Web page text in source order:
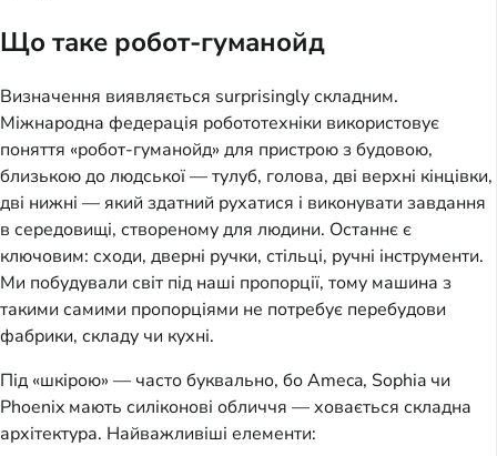
Що таке робот-гуманойд
Визначення виявляється surprisingly складним.
Міжнародна федерація робототехніки використовує
поняття «робот-гуманойд» для пристрою з будовою,
близькою до людської — тулуб, голова, дві верхні кінцівки,
дві нижні — який здатний рухатися і виконувати завдання
в середовищі, створеному для людини. Останнє є
ключовим: сходи, дверні ручки, стільці, ручні інструменти.
Ми побудували світ під наші пропорції, тому машина з
такими самими пропорціями не потребує перебудови
фабрики, складу чи кухні.
Під «шкірою» — часто буквально, бо Ameca, Sophia чи
Phoenix мають силіконові обличчя — ховається складна
архітектура. Найважливіші елементи: